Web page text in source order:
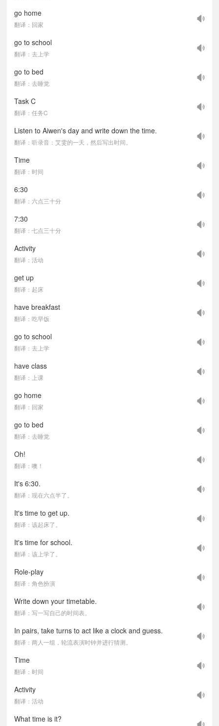
go home
翻译：回家
go to school
翻译：去上学
go to bed
翻译：去睡觉
Task C
翻译：任务C
Listen to Aiwen's day and write down the time.
翻译：听录音：艾雯的一天，然后写出时间。
Time
翻译：时间
6:30
翻译：六点三十分
7:30
翻译：七点三十分
Activity
翻译：活动
get up
翻译：起床
have breakfast
翻译：吃早饭
go to school
翻译：去上学
have class
翻译：上课
go home
翻译：回家
go to bed
翻译：去睡觉
Oh!
翻译：噢！
It's 6:30.
翻译：现在六点半了。
It's time to get up.
翻译：该起床了。
It's time for school.
翻译：该上学了。
Role-play
翻译：角色扮演
Write down your timetable.
翻译：写一写自己的时间表。
In pairs, take turns to act like a clock and guess.
翻译：两人一组，轮流表演时钟并进行猜测。
Time
翻译：时间
Activity
翻译：活动
What time is it?